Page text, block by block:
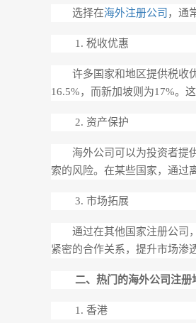
选择在海外注册公司 ，通
1. 税收优惠
许多国家和地区提供税收
16.5%，而新加坡则为17%。
2. 资产保护
海外公司可以为投资者提
索的风险。在某些国家，通过
3. 市场拓展
通过在其他国家注册公司
紧密的合作关系，提升市场渗
二、热门的海外公司注册
1. 香港